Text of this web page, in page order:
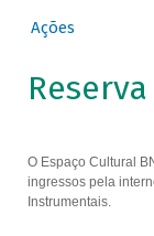
Ações
O Espaço Cultural
ingressos pela
Instrumentais.